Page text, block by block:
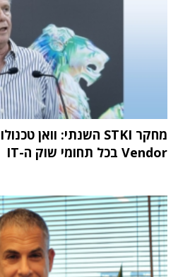
Vendor בכל תחומי שוק ה-IT